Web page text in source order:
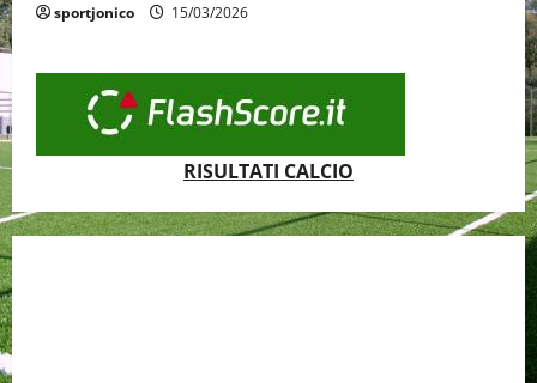
sportjonico 15/03/2026
RISULTATI CALCIO